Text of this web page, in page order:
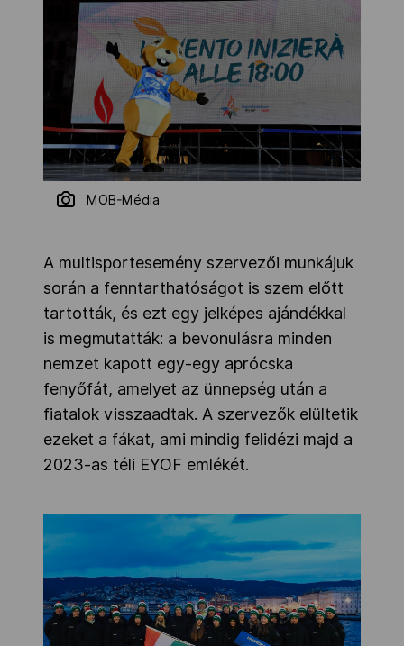
MOB-Média
A multisportesemény szervezői munkájuk
során a fenntarthatóságot is szem előtt
tartották, és ezt egy jelképes ajándékkal
is megmutatták: a bevonulásra minden
nemzet kapott egy-egy aprócska
fenyőfát, amelyet az ünnepség után a
fiatalok visszaadtak. A szervezők elültetik
ezeket a fákat, ami mindig felidézi majd a
2023-as téli EYOF emlékét.